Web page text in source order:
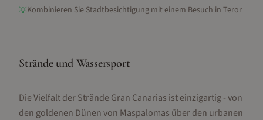
💡Kombinieren Sie Stadtbesichtigung mit einem Besuch in Teror
Strände und Wassersport
Die Vielfalt der Strände Gran Canarias ist einzigartig - von
den goldenen Dünen von Maspalomas über den urbanen